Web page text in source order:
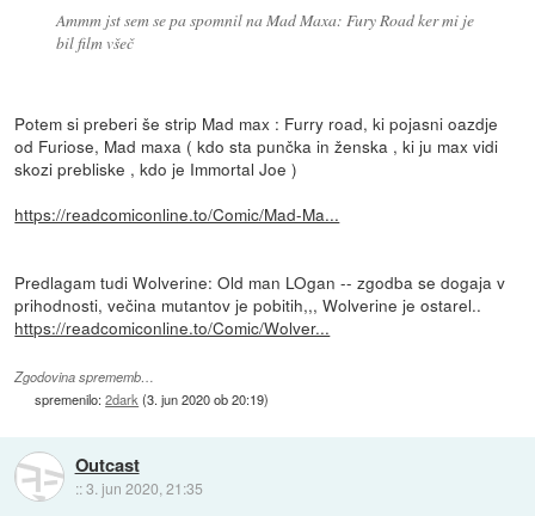
Ammm jst sem se pa spomnil na Mad Maxa: Fury Road ker mi je
bil film všeč
Potem si preberi še strip Mad max : Furry road, ki pojasni oazdje
od Furiose, Mad maxa ( kdo sta punčka in ženska , ki ju max vidi
skozi prebliske , kdo je Immortal Joe )
https://readcomiconline.to/Comic/Mad-Ma...
Predlagam tudi Wolverine: Old man LOgan -- zgodba se dogaja v
prihodnosti, večina mutantov je pobitih,,, Wolverine je ostarel..
https://readcomiconline.to/Comic/Wolver...
Zgodovina sprememb…
spremenilo:2dark(3. jun 2020 ob 20:19)
Outcast
::3. jun 2020, 21:35